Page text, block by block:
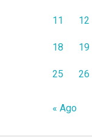
11 12
18 19
25 26
« Ago